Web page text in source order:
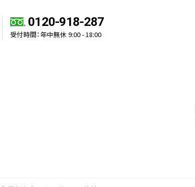
0120-918-287
受付時間：年中無休 9:00 - 18:00